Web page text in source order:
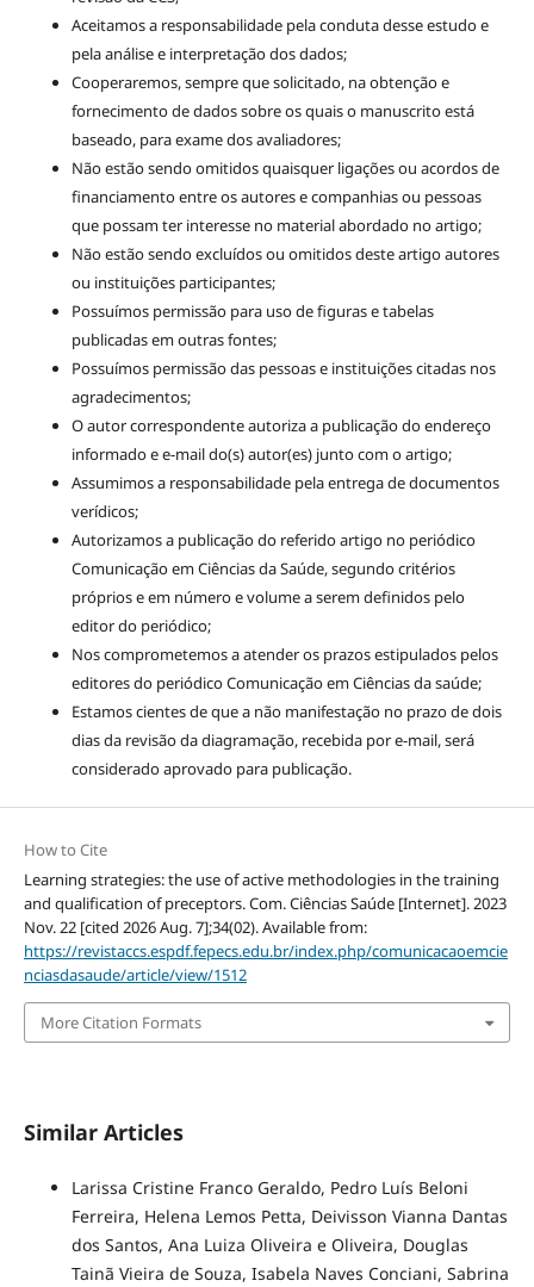
Aceitamos a responsabilidade pela conduta desse estudo e
pela análise e interpretação dos dados;
Cooperaremos, sempre que solicitado, na obtenção e
fornecimento de dados sobre os quais o manuscrito está
baseado, para exame dos avaliadores;
Não estão sendo omitidos quaisquer ligações ou acordos de
financiamento entre os autores e companhias ou pessoas
que possam ter interesse no material abordado no artigo;
Não estão sendo excluídos ou omitidos deste artigo autores
ou instituições participantes;
Possuímos permissão para uso de figuras e tabelas
publicadas em outras fontes;
Possuímos permissão das pessoas e instituições citadas nos
agradecimentos;
O autor correspondente autoriza a publicação do endereço
informado e e-mail do(s) autor(es) junto com o artigo;
Assumimos a responsabilidade pela entrega de documentos
verídicos;
Autorizamos a publicação do referido artigo no periódico
Comunicação em Ciências da Saúde, segundo critérios
próprios e em número e volume a serem definidos pelo
editor do periódico;
Nos comprometemos a atender os prazos estipulados pelos
editores do periódico Comunicação em Ciências da saúde;
Estamos cientes de que a não manifestação no prazo de dois
dias da revisão da diagramação, recebida por e-mail, será
considerado aprovado para publicação.
How to Cite
Learning strategies: the use of active methodologies in the training
and qualification of preceptors. Com. Ciências Saúde [Internet]. 2023
Nov. 22 [cited 2026 Aug. 7];34(02). Available from:
https://revistaccs.espdf.fepecs.edu.br/index.php/comunicacaoemcie
nciasdasaude/article/view/1512
More Citation Formats
Similar Articles
Larissa Cristine Franco Geraldo, Pedro Luís Beloni
Ferreira, Helena Lemos Petta, Deivisson Vianna Dantas
dos Santos, Ana Luiza Oliveira e Oliveira, Douglas
Tainã Vieira de Souza, Isabela Naves Conciani, Sabrina